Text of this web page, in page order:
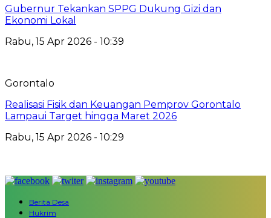
Gubernur Tekankan SPPG Dukung Gizi dan
Ekonomi Lokal
Rabu, 15 Apr 2026 - 10:39
Gorontalo
Realisasi Fisik dan Keuangan Pemprov Gorontalo
Lampaui Target hingga Maret 2026
Rabu, 15 Apr 2026 - 10:29
Berita Desa
Hukrim